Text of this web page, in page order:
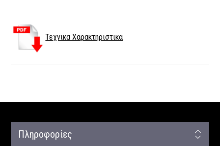
Τεχνικα Χαρακτηριστικα
Πληροφορίες